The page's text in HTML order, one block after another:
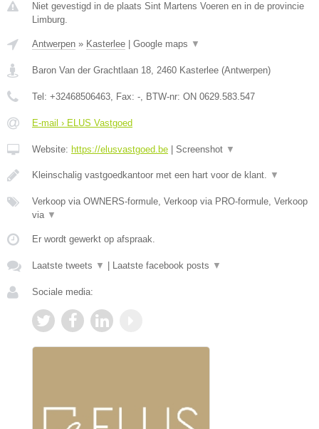
Niet gevestigd in de plaats Sint Martens Voeren en in de provincie
Limburg.
Antwerpen » Kasterlee Google maps ▼
Baron Van der Grachtlaan 18, 2460 Kasterlee (Antwerpen)
Tel: +32468506463, Fax: -, BTW-nr: ON 0629.583.547
E-mail › ELUS Vastgoed
Website: https://elusvastgoed.be Screenshot ▼
Kleinschalig vastgoedkantoor met een hart voor de klant. ▼
Verkoop via OWNERS-formule, Verkoop via PRO-formule, Verkoop
via ▼
Er wordt gewerkt op afspraak.
Laatste tweets ▼ Laatste facebook posts ▼
Sociale media: